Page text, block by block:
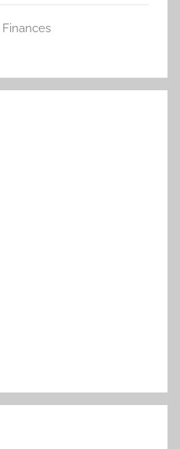
Finances